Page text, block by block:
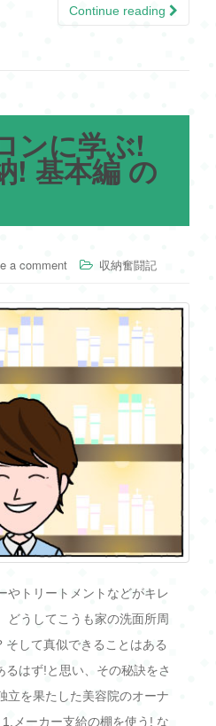
Continue reading
ンに学ぶ!
! 基本編 の
a comment 収納奮闘記
やトリートメントなどがキレ
どうしてこうも家の洗面所周
そして真似できることはある
はず!と思い、その秘訣をさ
立を果たした美容院のオーナ
メーカー支給の棚を使う! な